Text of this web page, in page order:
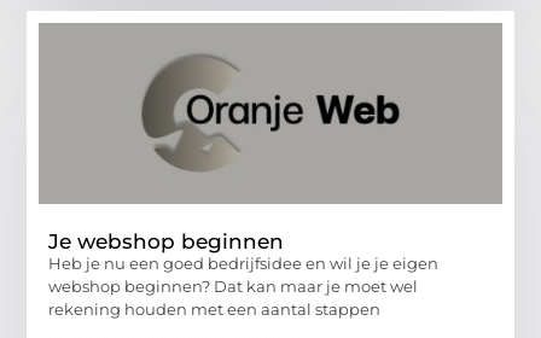
Je webshop beginnen
Heb je nu een goed bedrijfsidee en wil je je eigen
webshop beginnen? Dat kan maar je moet wel
rekening houden met een aantal stappen